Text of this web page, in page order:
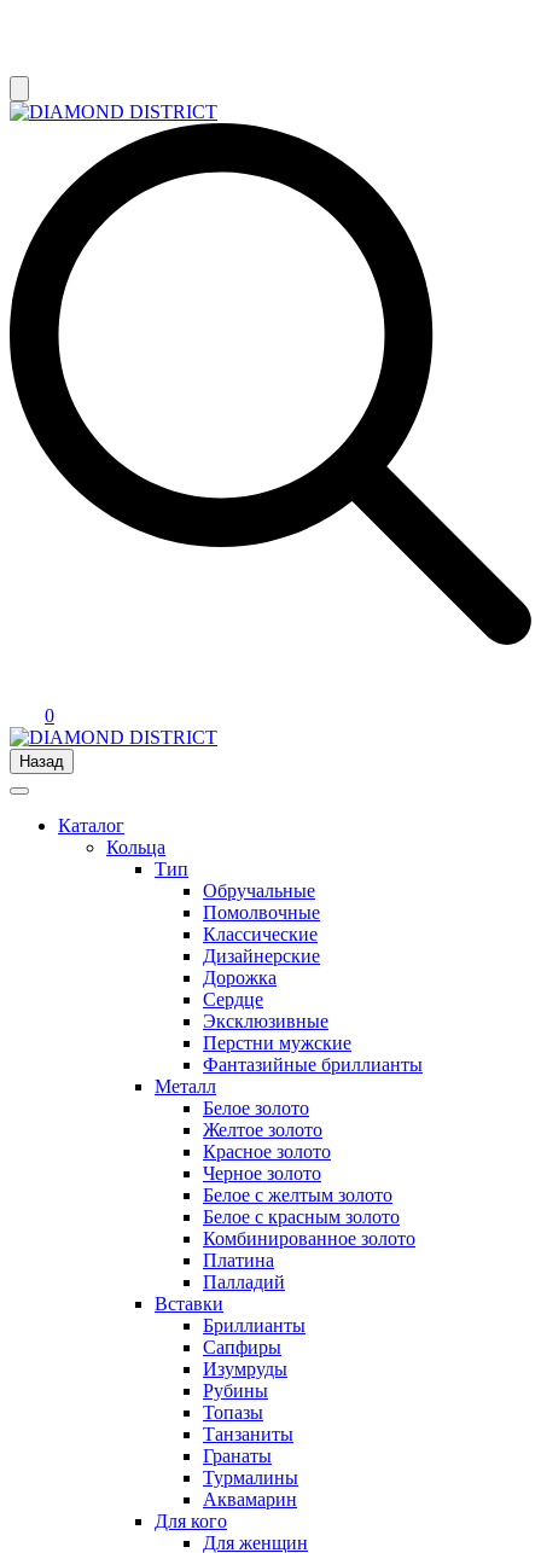
0
Назад
Каталог
Кольца
Тип
Обручальные
Помолвочные
Классические
Дизайнерские
Дорожка
Сердце
Эксклюзивные
Перстни мужские
Фантазийные бриллианты
Металл
Белое золото
Желтое золото
Красное золото
Черное золото
Белое с желтым золото
Белое с красным золото
Комбинированное золото
Платина
Палладий
Вставки
Бриллианты
Сапфиры
Изумруды
Рубины
Топазы
Танзаниты
Гранаты
Турмалины
Аквамарин
Для кого
Для женщин